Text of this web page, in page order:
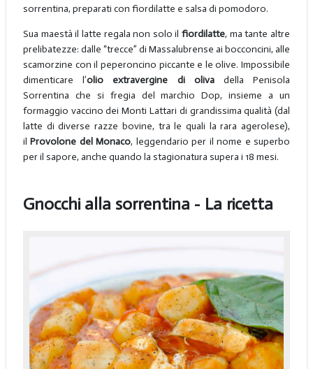
sorrentina, preparati con fiordilatte e salsa di pomodoro.
Sua maestà il latte regala non solo ilfiordilatte, ma tante altre
prelibatezze: dalle “trecce” di Massalubrense ai bocconcini, alle
scamorzine con il peperoncino piccante e le olive. Impossibile
dimenticare l’olio extravergine di oliva della Penisola
Sorrentina che si fregia del marchio Dop, insieme a un
formaggio vaccino dei Monti Lattari di grandissima qualità (dal
latte di diverse razze bovine, tra le quali la rara agerolese),
ilProvolone del Monaco, leggendario per il nome e superbo
per il sapore, anche quando la stagionatura supera i 18 mesi.
Gnocchi alla sorrentina - La ricetta